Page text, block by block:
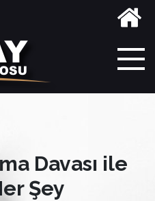
Davası ile
Şey